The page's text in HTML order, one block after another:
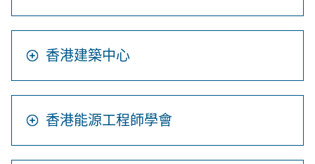
香港建築中心
香港能源工程師學會